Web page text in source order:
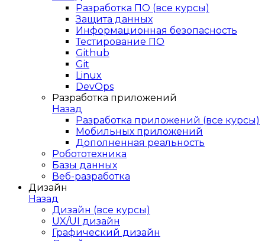
Разработка ПО (все курсы)
Защита данных
Информационная безопасность
Тестирование ПО
Github
Git
Linux
DevOps
Разработка приложений
Назад
Разработка приложений (все курсы)
Мобильных приложений
Дополненная реальность
Робототехника
Базы данных
Веб-разработка
Дизайн
Назад
Дизайн (все курсы)
UX/UI дизайн
Графический дизайн